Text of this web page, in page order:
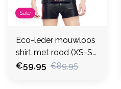
Sale
Eco-leder mouwloos
shirt met rood (XS-S-
2XL-3XL)
€59,95 €89,95